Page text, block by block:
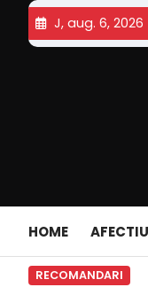
content
J, aug. 6, 2026
HOME
RECOMANDARI